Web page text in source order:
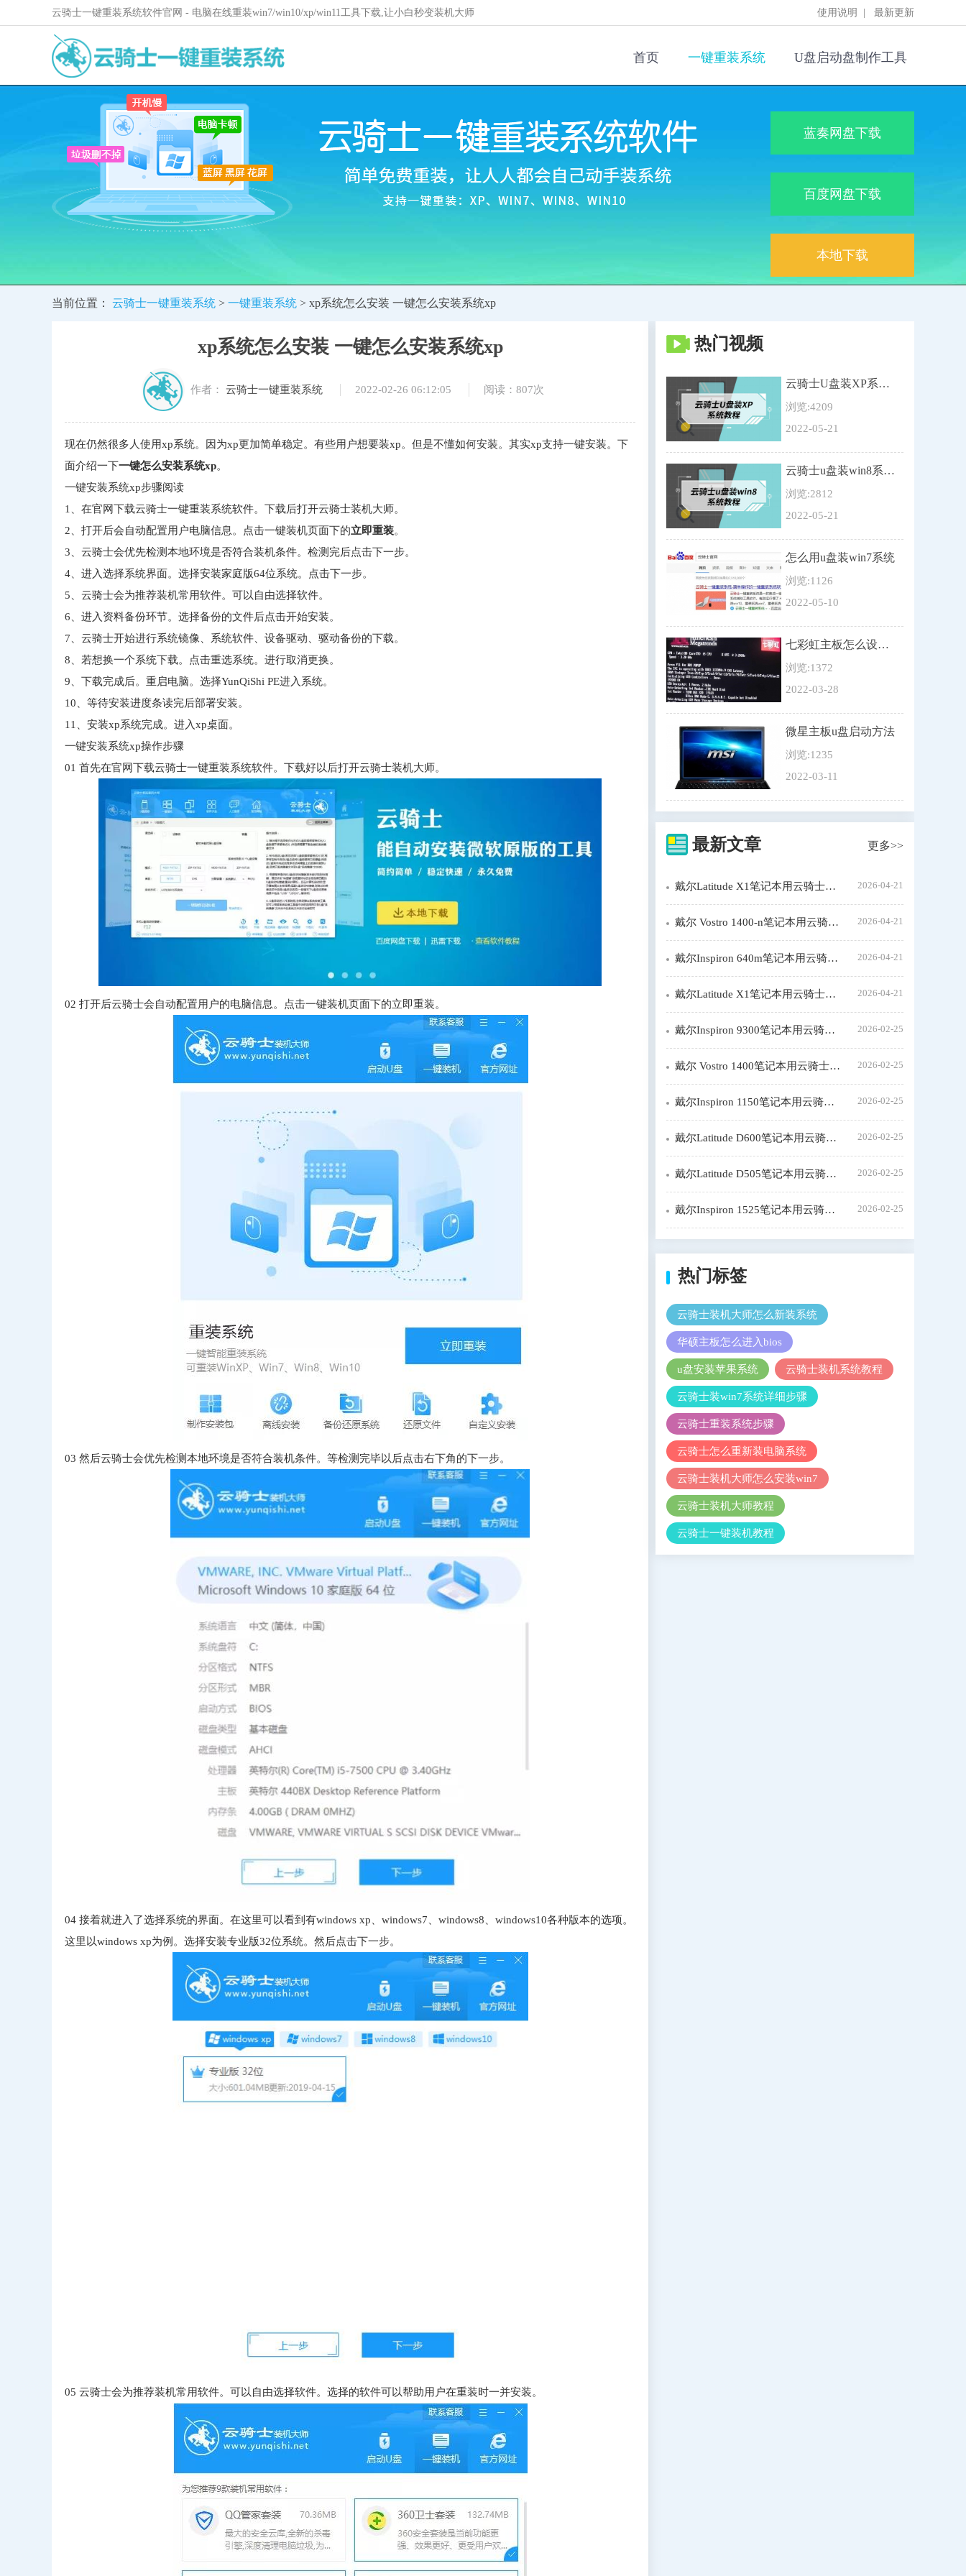
云骑士一键重装系统软件官网 - 电脑在线重装win7/win10/xp/win11工具下载,让小白秒变装机大师 使用说明 最新更新
首页 一键重装系统 U盘启动盘制作工具
蓝奏网盘下载
百度网盘下载
本地下载
当前位置： 云骑士一键重装系统 > 一键重装系统 > xp系统怎么安装 一键怎么安装系统xp
xp系统怎么安装 一键怎么安装系统xp
作者： 云骑士一键重装系统 2022-02-26 06:12:05 阅读：807次
现在仍然很多人使用xp系统。因为xp更加简单稳定。有些用户想要装xp。但是不懂如何安装。其实xp支持一键安装。下
面介绍一下一键怎么安装系统xp。
一键安装系统xp步骤阅读
1、在官网下载云骑士一键重装系统软件。下载后打开云骑士装机大师。
2、打开后会自动配置用户电脑信息。点击一键装机页面下的立即重装。
3、云骑士会优先检测本地环境是否符合装机条件。检测完后点击下一步。
4、进入选择系统界面。选择安装家庭版64位系统。点击下一步。
5、云骑士会为推荐装机常用软件。可以自由选择软件。
6、进入资料备份环节。选择备份的文件后点击开始安装。
7、云骑士开始进行系统镜像、系统软件、设备驱动、驱动备份的下载。
8、若想换一个系统下载。点击重选系统。进行取消更换。
9、下载完成后。重启电脑。选择YunQiShi PE进入系统。
10、等待安装进度条读完后部署安装。
11、安装xp系统完成。进入xp桌面。
一键安装系统xp操作步骤
01 首先在官网下载云骑士一键重装系统软件。下载好以后打开云骑士装机大师。
02 打开后云骑士会自动配置用户的电脑信息。点击一键装机页面下的立即重装。
03 然后云骑士会优先检测本地环境是否符合装机条件。等检测完毕以后点击右下角的下一步。
04 接着就进入了选择系统的界面。在这里可以看到有windows xp、windows7、windows8、windows10各种版本的选项。
这里以windows xp为例。选择安装专业版32位系统。然后点击下一步。
05 云骑士会为推荐装机常用软件。可以自由选择软件。选择的软件可以帮助用户在重装时一并安装。
热门视频
云骑士U盘装XP系统教程
浏览:4209
2022-05-21
云骑士u盘装win8系统教程
浏览:2812
2022-05-21
怎么用u盘装win7系统
浏览:1126
2022-05-10
七彩虹主板怎么设置u盘启动
浏览:1372
2022-03-28
微星主板u盘启动方法
浏览:1235
2022-03-11
最新文章 更多>>
戴尔Latitude X1笔记本用云骑士装机步骤 2026-04-21
戴尔 Vostro 1400-n笔记本用云骑士装机大师怎么装xp系统 2026-04-21
戴尔Inspiron 640m笔记本用云骑士装机步骤 2026-04-21
戴尔Latitude X1笔记本用云骑士重装系统步骤 2026-04-21
戴尔Inspiron 9300笔记本用云骑士装机大师怎么安装win7 2026-02-25
戴尔 Vostro 1400笔记本用云骑士装window7系统教程 2026-02-25
戴尔Inspiron 1150笔记本用云骑士装机步骤 2026-02-25
戴尔Latitude D600笔记本用云骑士装系统教程 2026-02-25
戴尔Latitude D505笔记本用云骑士装机大师怎么新装系统 2026-02-25
戴尔Inspiron 1525笔记本用云骑士一键装机教程 2026-02-25
热门标签
云骑士装机大师怎么新装系统
华硕主板怎么进入bios
u盘安装苹果系统 云骑士装机系统教程
云骑士装win7系统详细步骤
云骑士重装系统步骤
云骑士怎么重新装电脑系统
云骑士装机大师怎么安装win7
云骑士装机大师教程
云骑士一键装机教程